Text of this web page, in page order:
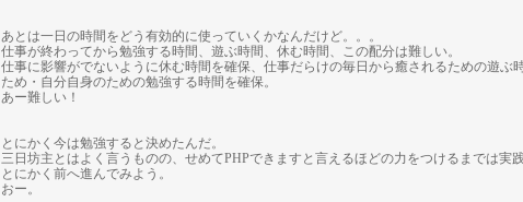
あとは一日の時間をどう有効的に使っていくかなんだけど。。。
仕事が終わってから勉強する時間、遊ぶ時間、休む時間、この配分は難しい。
仕事に影響がでないように休む時間を確保、仕事だらけの毎日から癒されるための遊ぶ
ため・自分自身のための勉強する時間を確保。
あー難しい！
とにかく今は勉強すると決めたんだ。
三日坊主とはよく言うものの、せめてPHPできますと言えるほどの力をつけるまでは実
とにかく前へ進んでみよう。
おー。